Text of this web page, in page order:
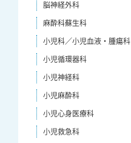
脳神経外科
麻酔科蘇生科
小児科／小児血液・腫瘍科
小児循環器科
小児神経科
小児麻酔科
小児心身医療科
小児救急科